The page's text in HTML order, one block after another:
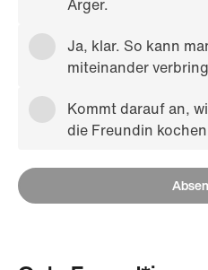
Ärger.
Ja, klar. So kann
miteinander
Kommt darauf an,
die Freundin